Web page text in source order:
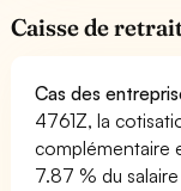
Caisse de
Cas des
4761Z, la
complémentaire
7.87 % du